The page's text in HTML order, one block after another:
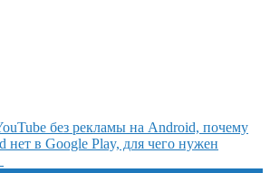
без рекламы на Android, почему
нет в Google Play, для чего нужен